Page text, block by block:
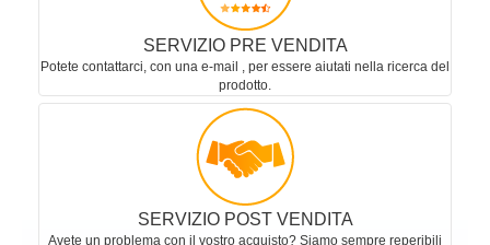
SERVIZIO PRE VENDITA
Potete contattarci, con una e-mail , per essere aiutati nella ricerca del
prodotto.
SERVIZIO POST VENDITA
Avete un problema con il vostro acquisto? Siamo sempre reperibili